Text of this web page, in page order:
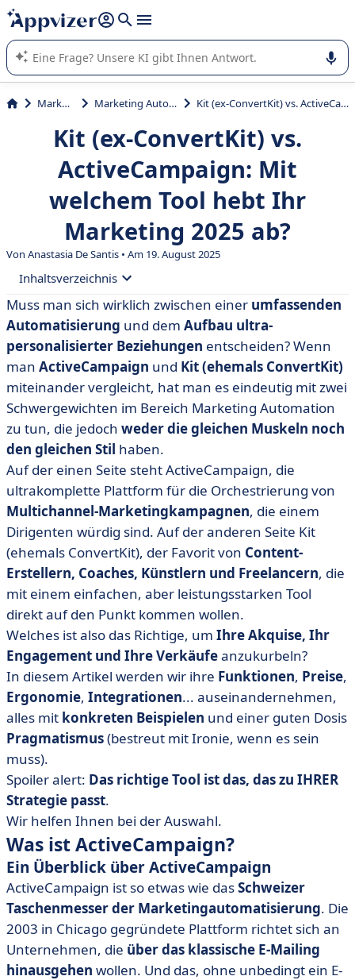
beantworten (mehrere Zeilen mit
Die KI von Appvizer führt Sie bei der Nutzung oder Auswahl
von SaaS-Software in Unternehmen.
Marketing Marketing Automation Kit (ex-ConvertKit) vs. ActiveCampaign: Mit welchem Tool hebt Ihr Marketing 2025 ab?
Kit (ex-ConvertKit) vs.
ActiveCampaign: Mit
welchem Tool hebt Ihr
Marketing 2025 ab?
Von Anastasia De Santis • Am 19. August 2025
Inhaltsverzeichnis
• Was ist ActiveCampaign?
• Was ist Kit (ehemals ConvertKit)?
• ActiveCampaign vs. Kit (ex-ConvertKit): Vergleichen
Sie die Funktionen.
• ActiveCampaign vs. Kit (ex-ConvertKit): Vergleichen
Sie die Preise!
• ActiveCampaign vs. Kit (ex-ConvertKit): Welche
Oberfläche ist intuitiver?
• ActiveCampaign vs. Kit (ex-ConvertKit): Vergleichen
Sie die Integrationen!
• Wann sollte man sich für ActiveCampaign oder Kit
(ex-ConvertKit) entscheiden?
• Was man aus dem Kampf ActiveCampaign vs. Kit
(ehemals ConvertKit) lernen kann.
• FAQs zu ActiveCampaign vs Kit (ehemals ConvertKit)
Muss man sich wirklich zwischen einer umfassenden
Automatisierung und dem Aufbau ultra-
personalisierter Beziehungen entscheiden? Wenn
man ActiveCampaign und Kit (ehemals ConvertKit)
miteinander vergleicht, hat man es eindeutig mit zwei
Schwergewichten im Bereich Marketing Automation
zu tun, die jedoch weder die gleichen Muskeln noch
den gleichen Stil haben.
Auf der einen Seite steht ActiveCampaign, die
ultrakomplette Plattform für die Orchestrierung von
Multichannel-Marketingkampagnen, die einem
Dirigenten würdig sind. Auf der anderen Seite Kit
(ehemals ConvertKit), der Favorit von Content-
Erstellern, Coaches, Künstlern und Freelancern, die
mit einem einfachen, aber leistungsstarken Tool
direkt auf den Punkt kommen wollen.
Welches ist also das Richtige, um Ihre Akquise, Ihr
Engagement und Ihre Verkäufeanzukurbeln?
In diesem Artikel werden wir ihre Funktionen, Preise,
Ergonomie, Integrationen... auseinandernehmen,
alles mit konkreten Beispielen und einer guten Dosis
Pragmatismus(bestreut mit Ironie, wenn es sein
muss).
Spoiler alert: Das richtige Tool ist das, das zu IHRER
Strategie passt.
Wir helfen Ihnen bei der Auswahl.
Was ist ActiveCampaign?
Ein Überblick über ActiveCampaign
ActiveCampaign ist so etwas wie dasSchweizer
Taschenmesser der Marketingautomatisierung. Die
2003 in Chicago gegründete Plattform richtet sich an
Unternehmen, die über das klassische E-Mailing
hinausgehen wollen. Und das, ohne unbedingt ein E-